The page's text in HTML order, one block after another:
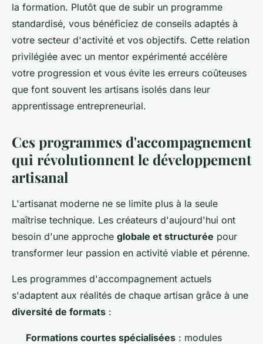
la formation. Plutôt que de subir un programme
standardisé, vous bénéficiez de conseils adaptés à
votre secteur d'activité et vos objectifs. Cette relation
privilégiée avec un mentor expérimenté accélère
votre progression et vous évite les erreurs coûteuses
que font souvent les artisans isolés dans leur
apprentissage entrepreneurial.
Ces programmes d'accompagnement
qui révolutionnent le développement
artisanal
L'artisanat moderne ne se limite plus à la seule
maîtrise technique. Les créateurs d'aujourd'hui ont
besoin d'une approche globale et structurée pour
transformer leur passion en activité viable et pérenne.
Les programmes d'accompagnement actuels
s'adaptent aux réalités de chaque artisan grâce à une
diversité de formats :
Formations courtes spécialisées : modules